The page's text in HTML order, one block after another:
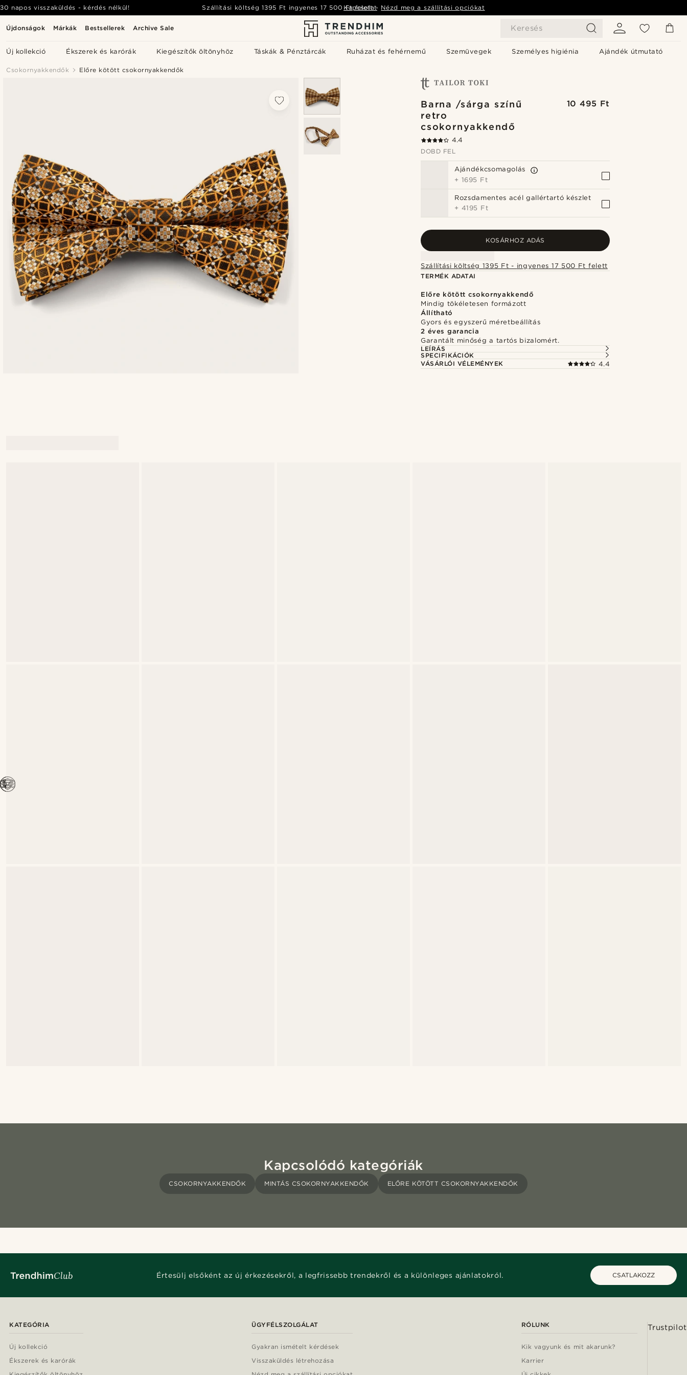
Újdonságok Márkák Bestsellerek Archive Sale Keresés
Új kollekció Ékszerek és karórák Kiegészítők öltönyhöz Táskák & Pénztárcák Ruházat és fehérnemű Szemüvegek Személyes higiénia Ajándék útmutató
30 napos visszaküldés - kérdés nélkül! Szállítási költség1395 Ft ingyenes 17 500 Ft felett- Nézd meg a szállítási opciókat
Kapcsolat
Csokornyakkendők Előre kötött csokornyakkendők
Barna /sárga színű
retro
csokornyakkendő
10 495 Ft
4.4
DOBD FEL
Ajándékcsomagolás
+ 1695 Ft
Rozsdamentes acél gallértartó készlet
+ 4195 Ft
KOSÁRHOZ ADÁS
Szállítási költség 1395 Ft - ingyenes 17 500 Ft felett
TERMÉK ADATAI
Előre kötött csokornyakkendő
Mindig tökéletesen formázott
Állítható
Gyors és egyszerű méretbeállítás
2 éves garancia
Garantált minőség a tartós bizalomért.
LEÍRÁS
SPECIFIKÁCIÓK
VÁSÁRLÓI VÉLEMÉNYEK
4.4
Kapcsolódó kategóriák
CSOKORNYAKKENDŐK MINTÁS CSOKORNYAKKENDŐK ELŐRE KÖTÖTT CSOKORNYAKKENDŐK
Értesülj elsőként az új érkezésekről, a legfrissebb trendekről és a különleges ajánlatokról. CSATLAKOZZ
KATEGÓRIA
Új kollekció
Ékszerek és karórák
ÜGYFÉLSZOLGÁLAT
Gyakran ismételt kérdések
Visszaküldés létrehozása
RÓLUNK
Kik vagyunk és mit akarunk?
Karrier
Trustpilot